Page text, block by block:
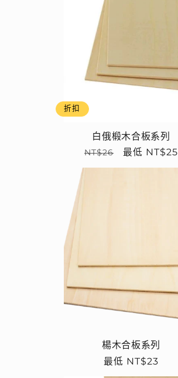
折扣
白俄椴木合板系列
定
NT$26
售
最低 NT$25
楊木合板系列
定
最低 NT$23